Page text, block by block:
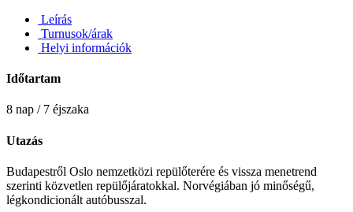
Leírás
Turnusok/árak
Helyi információk
Időtartam
8 nap / 7 éjszaka
Utazás
Budapestről Oslo nemzetközi repülőterére és vissza menetrend
szerinti közvetlen repülőjáratokkal. Norvégiában jó minőségű,
légkondicionált autóbusszal.